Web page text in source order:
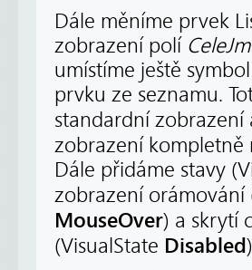
Dále měníme prvek
zobrazení polí
umístíme ještě
prvku ze seznamu.
standardní zobrazení
zobrazení
Dále přidáme stavy
zobrazení orámování
MouseOver) a skrytí
(VisualState Disabled